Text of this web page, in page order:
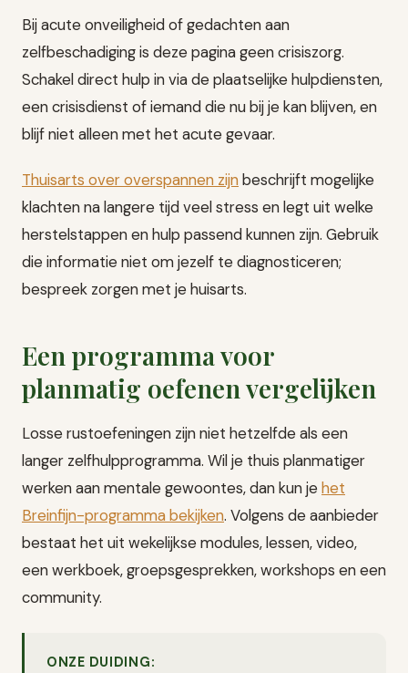
Bij acute onveiligheid of gedachten aan
zelfbeschadiging is deze pagina geen crisiszorg.
Schakel direct hulp in via de plaatselijke hulpdiensten,
een crisisdienst of iemand die nu bij je kan blijven, en
blijf niet alleen met het acute gevaar.
Thuisarts over overspannen zijnbeschrijft mogelijke
klachten na langere tijd veel stress en legt uit welke
herstelstappen en hulp passend kunnen zijn. Gebruik
die informatie niet om jezelf te diagnosticeren;
bespreek zorgen met je huisarts.
Een programma voor
planmatig oefenen vergelijken
Losse rustoefeningen zijn niet hetzelfde als een
langer zelfhulpprogramma. Wil je thuis planmatiger
werken aan mentale gewoontes, dan kun jehet
Breinfijn-programma bekijken. Volgens de aanbieder
bestaat het uit wekelijkse modules, lessen, video,
een werkboek, groepsgesprekken, workshops en een
community.
ONZE DUIDING: